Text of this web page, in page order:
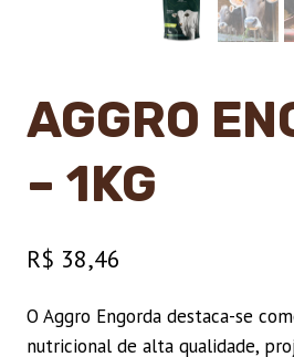
AGGRO
– 1KG
R$ 38,46
O Aggro Engorda destaca-se
nutricional de alta qualidade,